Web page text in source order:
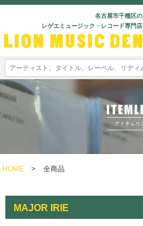
名古屋市千種区の
レゲエミュージック・レコード専門店
HOME > 全商品
MAJOR IRIE